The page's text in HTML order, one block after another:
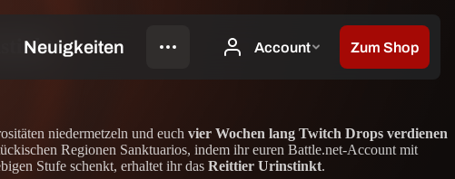
niedermetzeln und euch vier Wochen lang Twitch Drops verdienen
Regionen Sanktuarios, indem ihr euren Battle.net-Account mit
Stufe schenkt, erhaltet ihr das Reittier Urinstinkt.